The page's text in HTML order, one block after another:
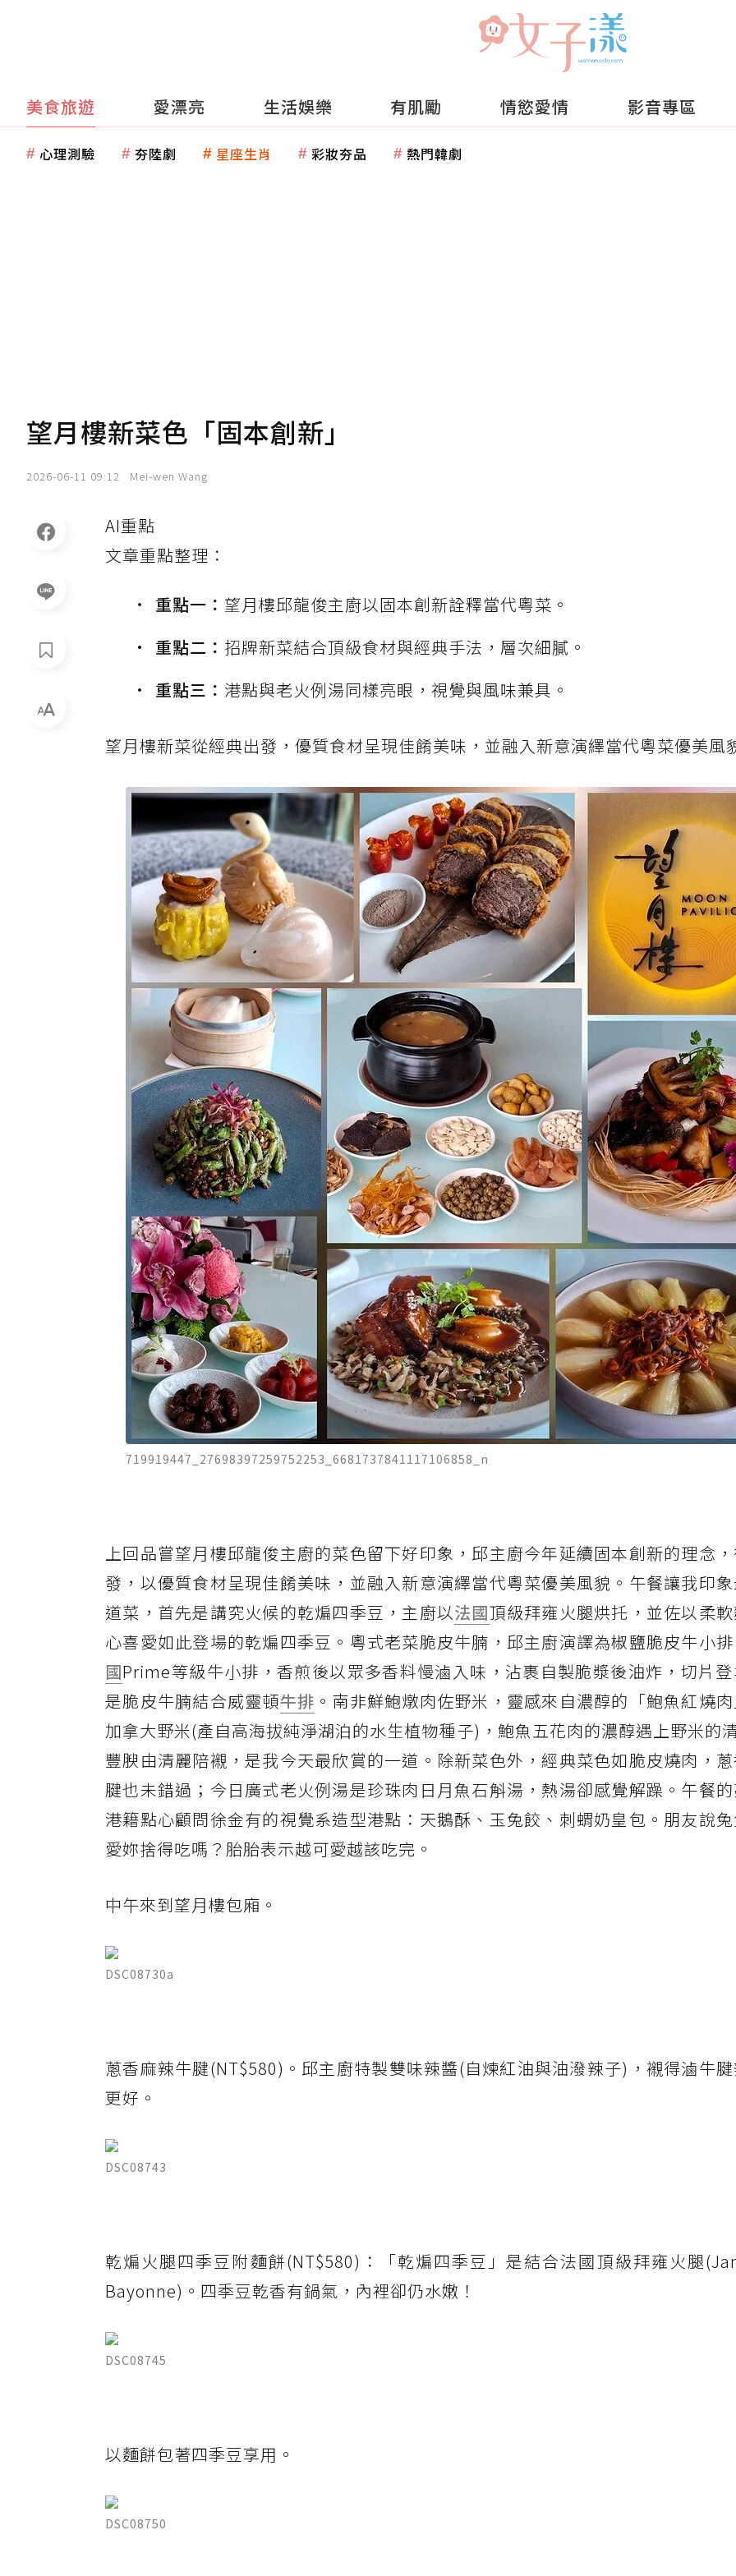
美食旅遊 愛漂亮 生活娛樂 有肌勵 情慾愛情 影音專區
心理測驗 夯陸劇 星座生肖 彩妝夯品 熱門韓劇
望月樓新菜色「固本創新」
2026-06-11 09:12 Mei-wen Wang
AI重點
文章重點整理：
重點一： 望月樓邱龍俊主廚以固本創新詮釋當代粵菜。
重點二： 招牌新菜結合頂級食材與經典手法，層次細膩。
重點三： 港點與老火例湯同樣亮眼，視覺與風味兼具。
望月樓新菜從經典出發，優質食材呈現佳餚美味，並融入新意演繹當代粵菜優美風
719919447_27698397259752253_6681737841117106858_n
上回品嘗望月樓邱龍俊主廚的菜色留下好印象，邱主廚今年延續固本創新的理念
發，以優質食材呈現佳餚美味，並融入新意演繹當代粵菜優美風貌。午餐讓我印
道菜，首先是講究火候的乾煸四季豆，主廚以法國頂級拜雍火腿烘托，並佐以柔
心喜愛如此登場的乾煸四季豆。粵式老菜脆皮牛腩，邱主廚演譯為椒鹽脆皮牛小
國Prime等級牛小排，香煎後以眾多香料慢滷入味，沾裹自製脆漿後油炸，切片
是脆皮牛腩結合威靈頓牛排 。南非鮮鮑燉肉佐野米，靈感來自濃醇的「鮑魚紅燒
加拿大野米(產自高海拔純淨湖泊的水生植物種子)，鮑魚五花肉的濃醇遇上野米的
豐腴由清麗陪襯，是我今天最欣賞的一道。除新菜色外，經典菜色如脆皮燒肉，
腱也未錯過；今日廣式老火例湯是珍珠肉日月魚石斛湯，熱湯卻感覺解躁。午餐
港籍點心顧問徐金有的視覺系造型港點：天鵝酥、玉兔餃、刺蝟奶皇包。朋友說
愛妳捨得吃嗎？胎胎表示越可愛越該吃完。
中午來到望月樓包廂。
DSC08730a
蔥香麻辣牛腱(NT$580)。邱主廚特製雙味辣醬(自煉紅油與油潑辣子)，襯得滷牛
更好。
DSC08743
乾煸火腿四季豆附麵餅(NT$580)：「乾煸四季豆」是結合法國頂級拜雍火腿
Bayonne)。四季豆乾香有鍋氣，內裡卻仍水嫩！
DSC08745
以麵餅包著四季豆享用。
DSC08750